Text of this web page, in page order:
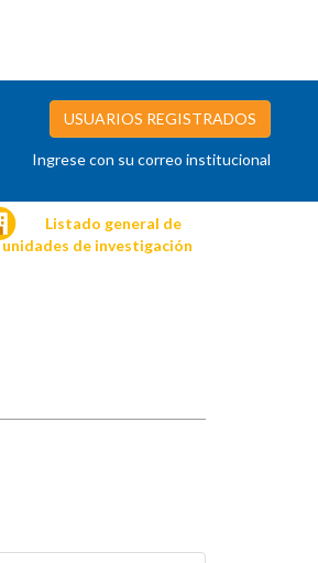
USUARIOS REGISTRADOS
Ingrese con su correo institucional
Listado general de
unidades de investigación